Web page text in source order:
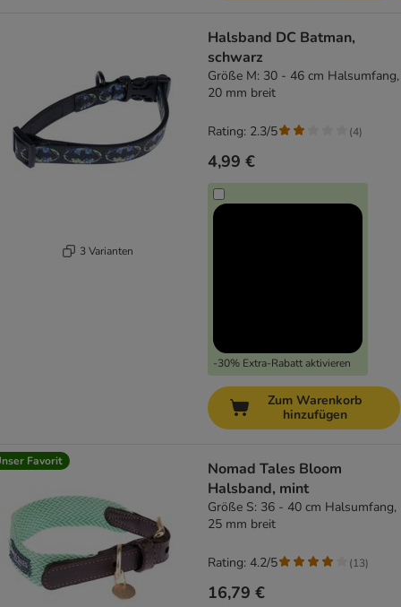
3 Varianten
Halsband DC Batman,
schwarz
Größe M: 30 - 46 cm Halsumfang,
20 mm breit
4,99 €
-30% Extra-Rabatt aktivieren
Rating: 2.3/5 (4)
Zum Warenkorb
hinzufügen
Favorit
Nomad Tales Bloom
Halsband, mint
Größe S: 36 - 40 cm Halsumfang,
25 mm breit
16,79 €
Rating: 4.2/5 (13)